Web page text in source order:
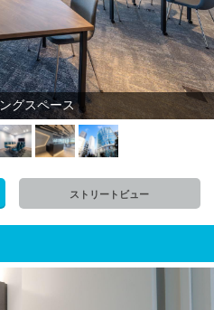
グスペース
ストリートビュー